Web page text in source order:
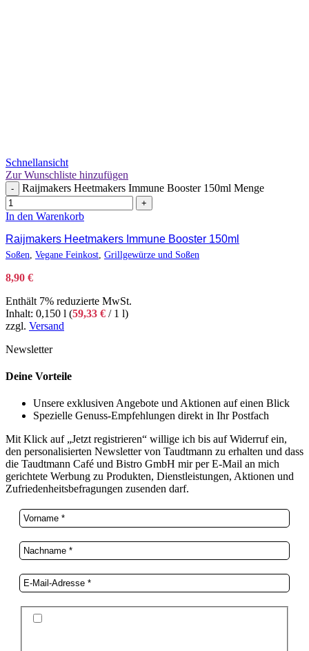
Schnellansicht
Zur Wunschliste hinzufügen
- Raijmakers Heetmakers Immune Booster 150ml Menge
+
In den Warenkorb
Raijmakers Heetmakers Immune Booster 150ml
Soßen Vegane Feinkost Grillgewürze und Soßen
8,90 €
Enthält 7% reduzierte MwSt.
Inhalt: 0,150 l (59,33 € / 1 l)
zzgl. Versand
Newsletter
Deine Vorteile
Unsere exklusiven Angebote und Aktionen auf einen Blick
Spezielle Genuss-Empfehlungen direkt in Ihr Postfach
Mit Klick auf „Jetzt registrieren“ willige ich bis auf Widerruf ein,
den personalisierten Newsletter von Taudtmann zu erhalten und dass
die Taudtmann Café und Bistro GmbH mir per E-Mail an mich
gerichtete Werbung zu Produkten, Dienstleistungen, Aktionen und
Zufriedenheitsbefragungen zusenden darf.